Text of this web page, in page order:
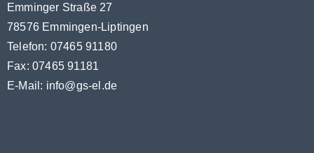
Emminger Straße 27
78576 Emmingen-Liptingen
Telefon: 07465 91180
Fax: 07465 91181
E-Mail: info@gs-el.de